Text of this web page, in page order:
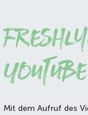
YouTube
Mit dem Aufruf des